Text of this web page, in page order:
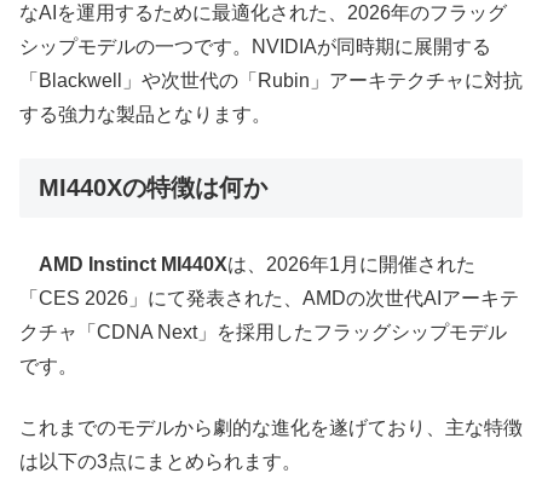
なAIを運用するために最適化された、2026年のフラッグ
シップモデルの一つです。NVIDIAが同時期に展開する
「Blackwell」や次世代の「Rubin」アーキテクチャに対抗
する強力な製品となります。
MI440Xの特徴は何か
AMD Instinct MI440Xは、2026年1月に開催された
「CES 2026」にて発表された、AMDの次世代AIアーキテ
クチャ「CDNA Next」を採用したフラッグシップモデル
です。
これまでのモデルから劇的な進化を遂げており、主な特徴
は以下の3点にまとめられます。